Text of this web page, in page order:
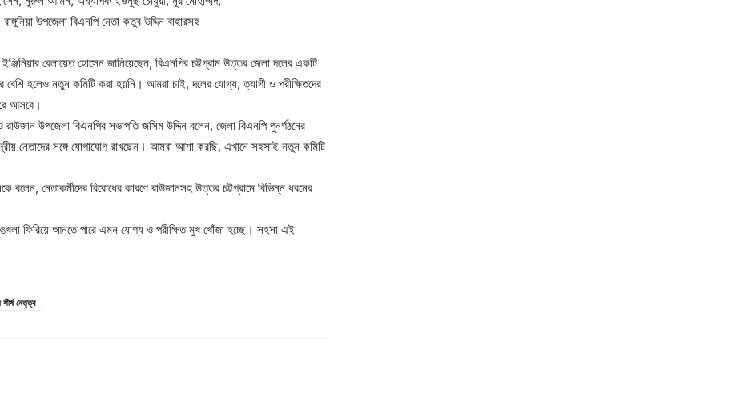
উপজেলা বিএনপি নেতা কতুব উদ্দিন বাহারসহ
বেলায়েত হোসেন জানিয়েছেন, বিএনপির চট্টগ্রাম উত্তর জেলা দলের একটি
বেশি হলেও নতুন কমিটি করা হয়নি। আমরা চাই, দলের যোগ্য, ত্যাগী ও পরীক্ষিতদের
আসবে।
উপজেলা বিএনপির সভাপতি জসিম উদ্দিন বলেন, জেলা বিএনপি পুনর্গঠনের
নেতাদের সঙ্গে যোগাযোগ রাখছেন। আমরা আশা করছি, এখানে সহসাই নতুন কমিটি
বলেন, নেতাকর্মীদের বিরোধের কারণে রাউজানসহ উত্তর চট্টগ্রামে বিভিন্ন ধরনের
ফিরিয়ে আনতে পারে এমন যোগ্য ও পরীক্ষিত মুখ খোঁজা হচ্ছে। সহসা এই
নেতৃত্ব